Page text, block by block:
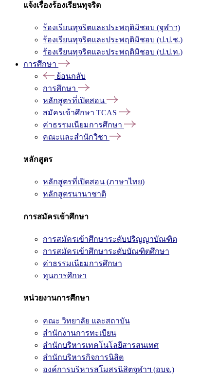
แจ้งเรื่องร้องเรียนทุจริต
ร้องเรียนทุจริตและประพฤติมิชอบ (จุฬาฯ)
ร้องเรียนทุจริตและประพฤติมิชอบ (ป.ป.ช.)
ร้องเรียนทุจริตและประพฤติมิชอบ (ป.ป.ท.)
การศึกษา
ย้อนกลับ
การศึกษา
หลักสูตรที่เปิดสอน
สมัครเข้าศึกษา TCAS
ค่าธรรมเนียมการศึกษา
คณะและสำนักวิชา
หลักสูตร
หลักสูตรที่เปิดสอน (ภาษาไทย)
หลักสูตรนานาชาติ
การสมัครเข้าศึกษา
การสมัครเข้าศึกษาระดับปริญญาบัณฑิต
การสมัครเข้าศึกษาระดับบัณฑิตศึกษา
ค่าธรรมเนียมการศึกษา
ทุนการศึกษา
หน่วยงานการศึกษา
คณะ วิทยาลัย และสถาบัน
สำนักงานการทะเบียน
สำนักบริหารเทคโนโลยีสารสนเทศ
สำนักบริหารกิจการนิสิต
องค์การบริหารสโมสรนิสิตจุฬาฯ (อบจ.)